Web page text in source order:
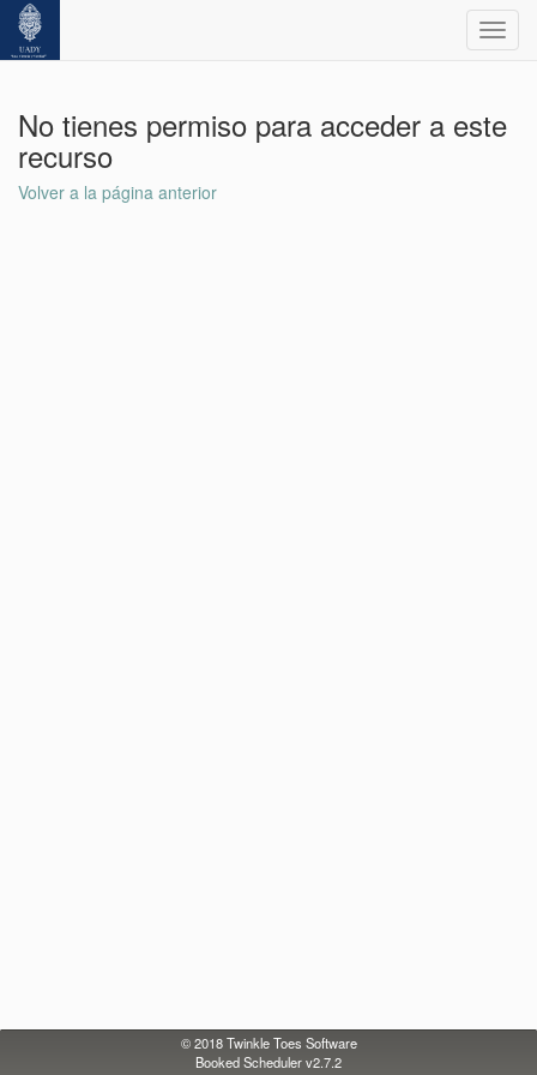
No tienes permiso para acceder a este
recurso
Volver a la página anterior
© 2018Twinkle Toes Software
Booked Scheduler v2.7.2